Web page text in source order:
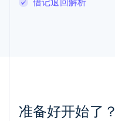
准备好开始了？
English
挪威